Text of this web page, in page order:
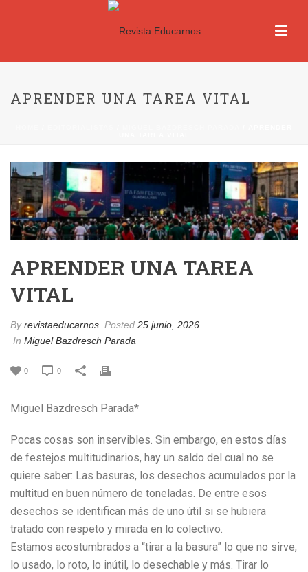
APRENDER UNA TAREA VITAL
APRENDER UNA TAREA
VITAL
Byrevistaeducarnos Posted 25 junio, 2026
In Miguel Bazdresch Parada
0 0
Miguel Bazdresch Parada*
Pocas cosas son inservibles. Sin embargo, en estos días
de festejos multitudinarios, hay un saldo del cual no se
quiere saber: Las basuras, los desechos acumulados por la
multitud en buen número de toneladas. De entre esos
desechos se identifican más de uno útil si se hubiera
tratado con respeto y mirada en lo colectivo.
Estamos acostumbrados a “tirar a la basura” lo que no sirve,
lo usado, lo roto, lo inútil, lo desechable y más. Tirar lo